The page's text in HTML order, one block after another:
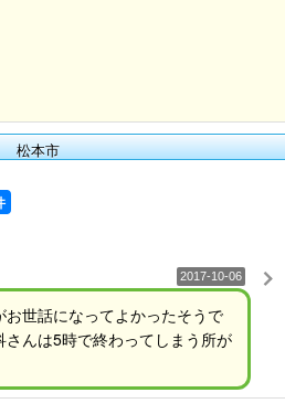
松本市
2017-10-06
世話になってよかったそうで
んは5時で終わってしまう所が